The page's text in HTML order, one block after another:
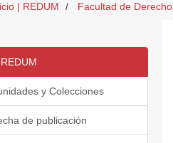
| REDUM Facultad de Derecho
y Colecciones
de publicación